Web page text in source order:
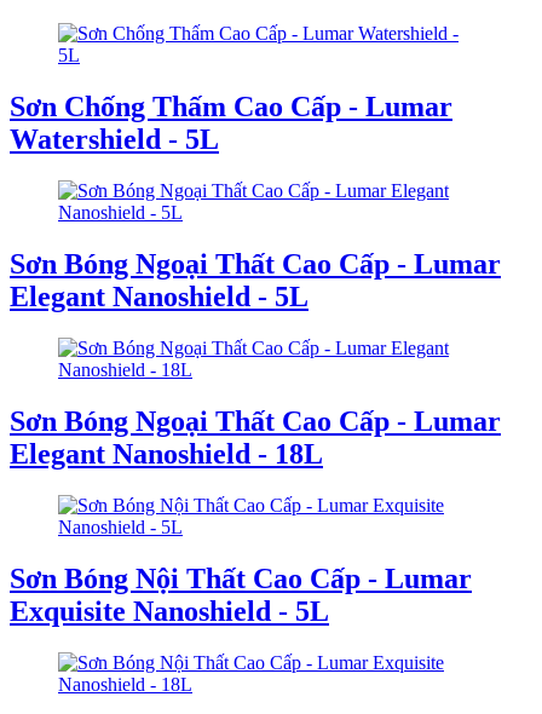
Sơn Chống Thấm Cao Cấp - Lumar
Watershield - 5L
Sơn Bóng Ngoại Thất Cao Cấp - Lumar
Elegant Nanoshield - 5L
Sơn Bóng Ngoại Thất Cao Cấp - Lumar
Elegant Nanoshield - 18L
Sơn Bóng Nội Thất Cao Cấp - Lumar
Exquisite Nanoshield - 5L